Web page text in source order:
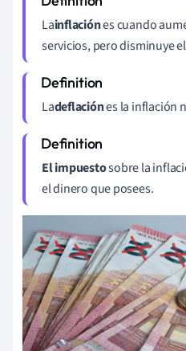
Lainflaciónes cuando
servicios, pero disminuye
Ladeflaciónes la inflación
El impuestosobre la
el dinero que posees.